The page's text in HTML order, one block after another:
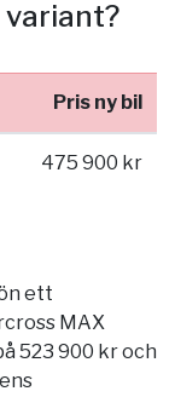
variant?
Pris ny bil
475 900 kr
ett
MAX
523 900 kr och